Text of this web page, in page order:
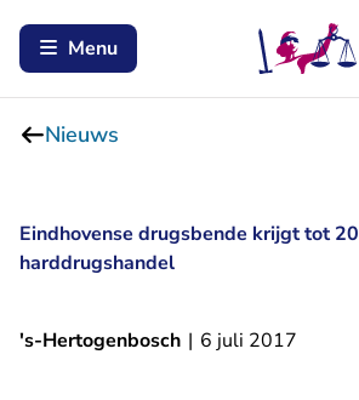
Menu
Nieuws
Eindhovense drugsbende krijgt tot
harddrugshandel
's-Hertogenbosch | 6 juli 2017